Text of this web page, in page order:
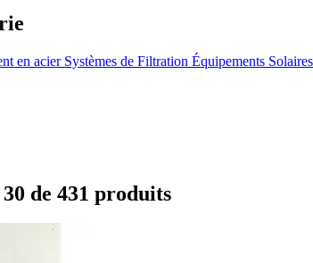
en acier Systèmes de Filtration Équipements Solaires
de 431 produits